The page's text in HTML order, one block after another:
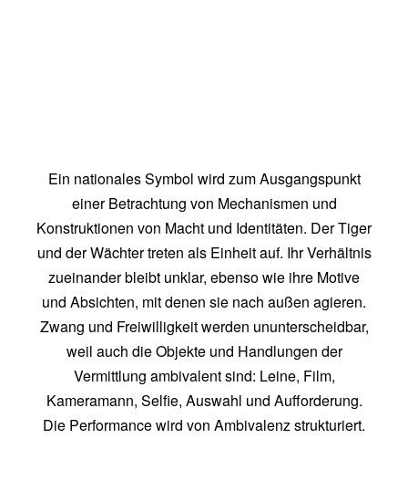
Ein nationales Symbol wird zum Ausgangspunkt
einer Betrachtung von Mechanismen und
Konstruktionen von Macht und Identitäten. Der Tiger
und der Wächter treten als Einheit auf. Ihr Verhältnis
zueinander bleibt unklar, ebenso wie ihre Motive
und Absichten, mit denen sie nach außen agieren.
Zwang und Freiwilligkeit werden ununterscheidbar,
weil auch die Objekte und Handlungen der
Vermittlung ambivalent sind: Leine, Film,
Kameramann, Selfie, Auswahl und Aufforderung.
Die Performance wird von Ambivalenz strukturiert.